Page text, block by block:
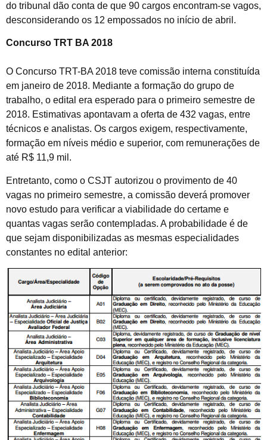
do tribunal dão conta de que 90 cargos encontram-se vagos,
desconsiderando os 12 empossados no início de abril.
Concurso TRT BA 2018
O Concurso TRT-BA 2018 teve comissão interna constituída
em janeiro de 2018. Mediante a formação do grupo de
trabalho, o edital era esperado para o primeiro semestre de
2018. Estimativas apontavam a oferta de 432 vagas, entre
técnicos e analistas. Os cargos exigem, respectivamente,
formação em níveis médio e superior, com remunerações de
até R$ 11,9 mil.
Entretanto, como o CSJT autorizou o provimento de 40
vagas no primeiro semestre, a comissão deverá promover
novo estudo para verificar a viabilidade do certame e
quantas vagas serão contempladas. A probabilidade é de
que sejam disponibilizadas as mesmas especialidades
constantes no edital anterior: